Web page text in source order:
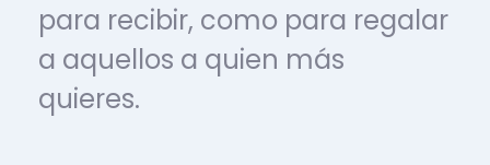
para recibir, como para regalar
a aquellos a quien más
quieres.